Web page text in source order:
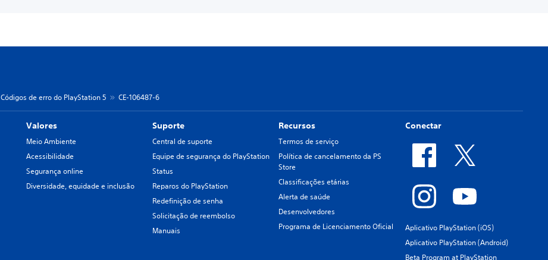
Códigos de erro do PlayStation 5 CE-106487-6
Valores
Meio Ambiente
Acessibilidade
Segurança online
Diversidade, equidade e inclusão
Suporte
Central de suporte
Equipe de segurança do PlayStation
Status
Reparos do PlayStation
Redefinição de senha
Solicitação de reembolso
Manuais
Recursos
Termos de serviço
Política de cancelamento da PS
Store
Classificações etárias
Alerta de saúde
Desenvolvedores
Programa de Licenciamento Oficial
Conectar
Aplicativo PlayStation (iOS)
Aplicativo PlayStation (Android)
Beta Program at PlayStation